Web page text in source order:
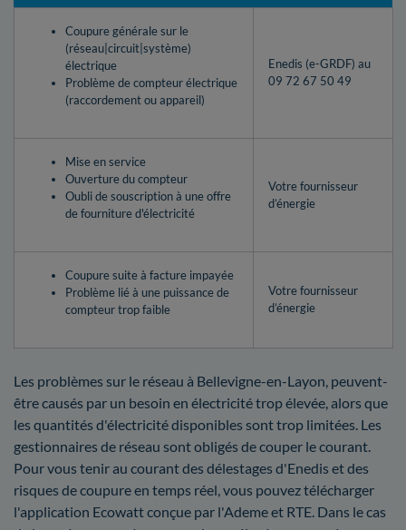
Coupure générale sur le
(réseau|circuit|système)
électrique
Problème de compteur électrique
(raccordement ou appareil)
Enedis (e-GRDF) au
09 72 67 50 49
Mise en service
Ouverture du compteur
Oubli de souscription à une offre
de fourniture d'électricité
Votre fournisseur
d’énergie
Coupure suite à facture impayée
Problème lié à une puissance de
compteur trop faible
Votre fournisseur
d’énergie
Les problèmes sur le réseau à Bellevigne-en-Layon, peuvent-
être causés par un besoin en électricité trop élevée, alors que
les quantités d'électricité disponibles sont trop limitées. Les
gestionnaires de réseau sont obligés de couper le courant.
Pour vous tenir au courant des délestages d'Enedis et des
risques de coupure en temps réel, vous pouvez télécharger
l'application Ecowatt conçue par l'Ademe et RTE. Dans le cas